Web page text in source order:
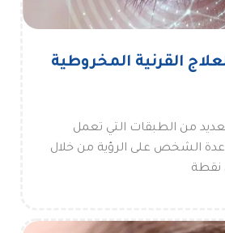
القرنية المخروطية
من الطبقات التي تعمل
الشخص على الرؤية من خلال
نقطة